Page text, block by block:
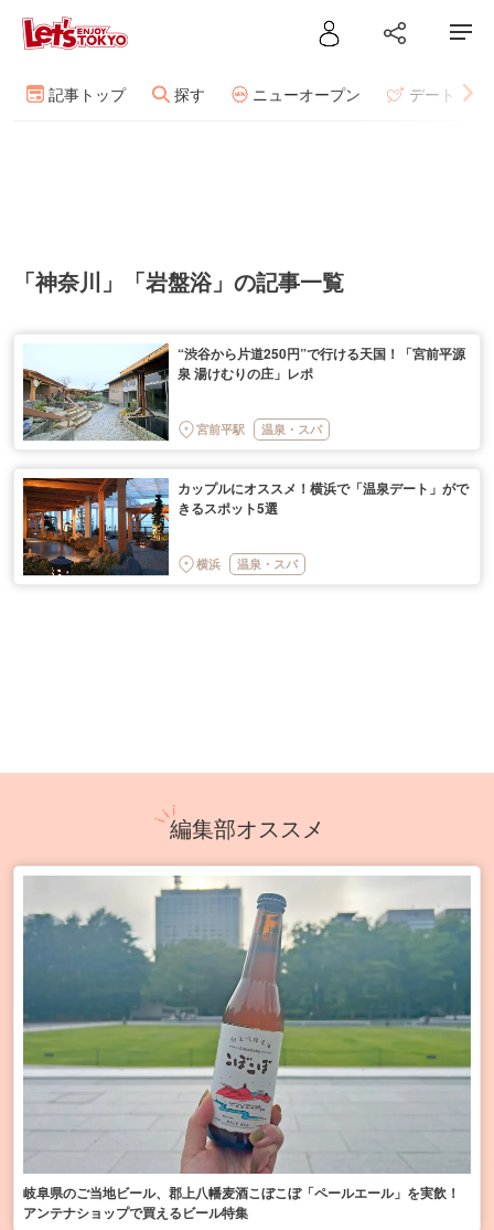
記事トップ 探す ニューオープン デート
「神奈川」「岩盤浴」の記事一覧
“渋谷から片道250円”で行ける天国！「宮前平源
泉 湯けむりの庄」レポ
宮前平駅 温泉・スパ
カップルにオススメ！横浜で「温泉デート」がで
きるスポット5選
横浜 温泉・スパ
編集部オススメ
岐阜県のご当地ビール、郡上八幡麦酒こぼこぼ「ペールエール」を実飲！
アンテナショップで買えるビール特集